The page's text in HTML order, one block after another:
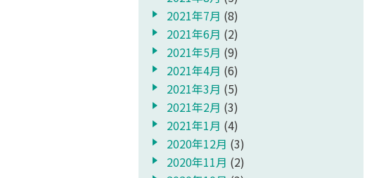
2021年7月 (8)
2021年6月 (2)
2021年5月 (9)
2021年4月 (6)
2021年3月 (5)
2021年2月 (3)
2021年1月 (4)
2020年12月 (3)
2020年11月 (2)